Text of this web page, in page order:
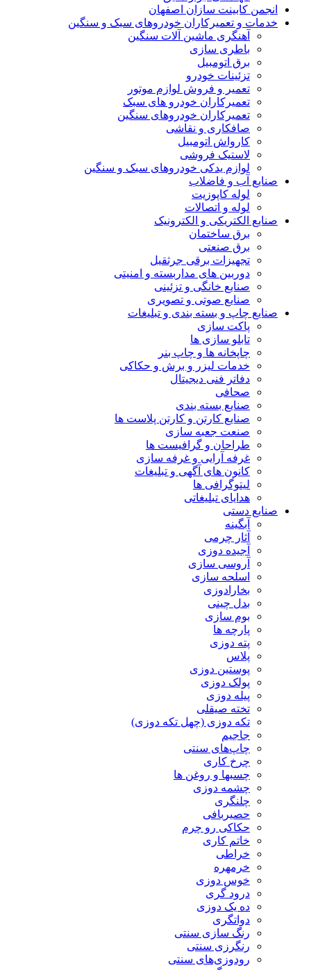
انجمن کابینت سازان اصفهان
خدمات و تعمیرکاران خودروهای سبک و سنگین
آهنگری ماشین آلات سنگین
باطری سازی
برق اتومبیل
تزئینات خودرو
تعمیر و فروش لوازم موتور
تعمیرکاران خودرو های سبک
تعمیرکاران خودروهای سنگین
صافکاری و نقاشی
کارواش اتومبیل
لاستیک فروشی
لوازم یدکی خودروهای سبک و سنگین
صنایع آب و فاضلاب
لوله کاپوزیت
لوله و اتصالات
صنایع الکتریکی و الکترونیک
برق ساختمان
برق صنعتی
تجهیزات برقی جرثقیل
دوربین های مداربسته و امنیتی
صنایع خانگی و تزئینی
صنایع صوتی و تصویری
صنایع چاپ و بسته بندی و تبلیغات
پاکت سازی
تابلو سازی ها
چاپخانه ها و چاپ بنر
خدمات لیزر و برش و حکاکی
دفاتر فنی دیجیتال
صحافی
صنایع بسته بندی
صنایع کارتن و کارتن پلاست ها
صنعت جعبه سازی
طراحان و گرافیست ها
غرفه آرایی و غرفه سازی
کانون های آگهی و تبلیغات
لیتوگرافی ها
هدایای تبلیغاتی
صنایع دستی
آبگینه
آثار چرمی
آجیده دوزی
آروسی سازی
اسلحه سازی
بخارادوزی
بدل چینی
بوم سازی
پارچه ها
پته دوزی
پلاس
پوستین دوزی
پولک دوزی
پیله دوزی
تخته صیقلی
تکه دوزی (چهل تکه دوزی)
جاجیم
چاپ‌های سنتی
چرخ کاری
چسبها و روغن ها
چشمه دوزی
چلنگری
حصیربافی
حکاکی رو چرم
خاتم کاری
خراطی
خرمهره
خوس دوزی
درود گری
ده یک دوزی
دواتگری
رنگ سازی سنتی
رنگرزی سنتی
رودوزی‌های سنتی